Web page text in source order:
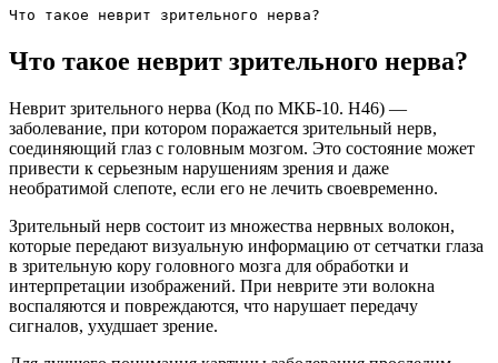
Что такое неврит зрительного нерва?
Что такое неврит зрительного нерва?
Неврит зрительного нерва (Код по МКБ-10. Н46) —
заболевание, при котором поражается зрительный нерв,
соединяющий глаз с головным мозгом. Это состояние может
привести к серьезным нарушениям зрения и даже
необратимой слепоте, если его не лечить своевременно.
Зрительный нерв состоит из множества нервных волокон,
которые передают визуальную информацию от сетчатки глаза
в зрительную кору головного мозга для обработки и
интерпретации изображений. При неврите эти волокна
воспаляются и повреждаются, что нарушает передачу
сигналов, ухудшает зрение.